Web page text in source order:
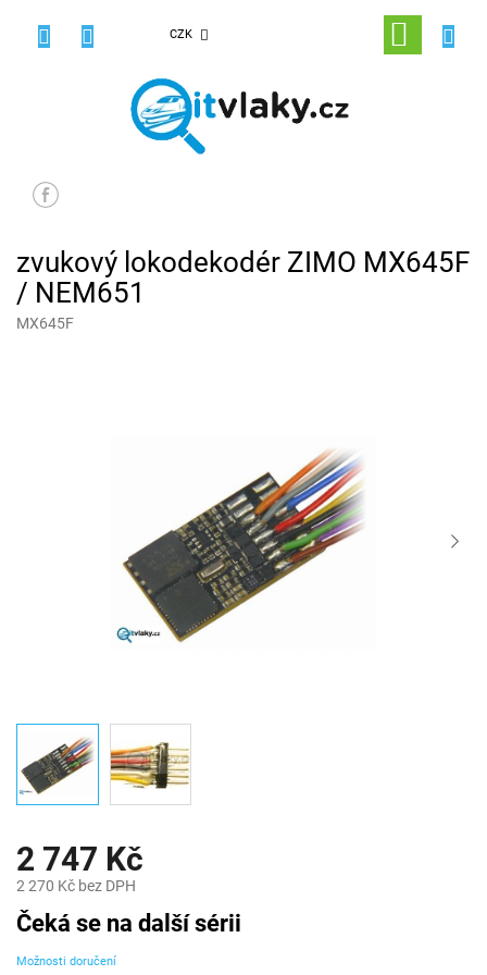
CZK
NÁKUPNÍ
KOŠÍK
zvukový lokodekodér ZIMO MX645F
/ NEM651
MX645F
2 747 Kč
2 270 Kč bez DPH
Měrná
cena:
Čeká se na další sérii
Možnosti doručení